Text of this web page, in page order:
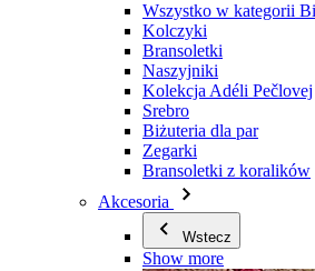
Wszystko w kategorii
Kolczyki
Bransoletki
Naszyjniki
Kolekcja Adéli Pečlovej
Srebro
Biżuteria dla par
Zegarki
Bransoletki z koralików
Akcesoria
Wstecz
Show more